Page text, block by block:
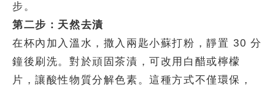
步。
第二步：天然去漬
在杯內加入溫水，撒入兩匙小蘇打粉，靜置 30 分
鐘後刷洗。對於頑固茶漬，可改用白醋或檸檬
片，讓酸性物質分解色素。這種方式不僅環保，